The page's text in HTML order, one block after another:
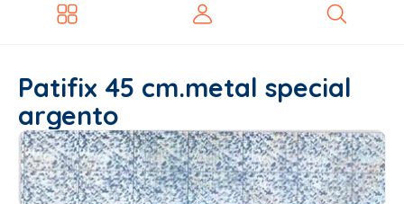
Patifix 45 cm.metal special
argento